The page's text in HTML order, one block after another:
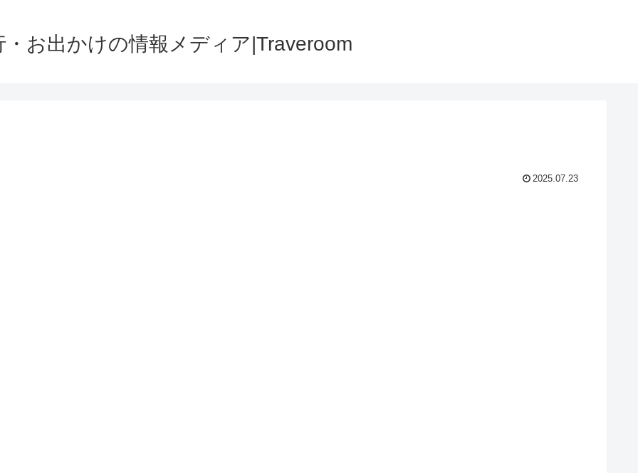
・お出かけの情報メディア|Traveroom
2025.07.23